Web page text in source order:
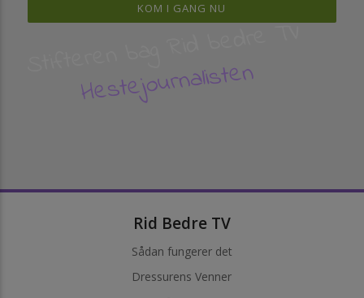
KOM I GANG NU
Stifteren bag Rid bedre TV
Hestejournalisten
Rid Bedre TV
Sådan fungerer det
Dressurens Venner